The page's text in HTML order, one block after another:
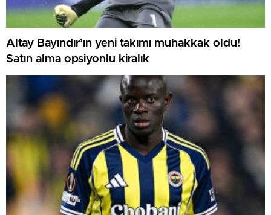
Altay Bayındır’ın yeni takımı muhakkak oldu!
Satın alma opsiyonlu kiralık